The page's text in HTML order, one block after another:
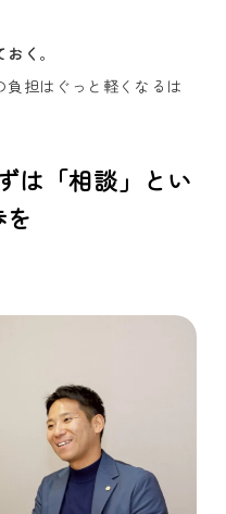
く 。
担はぐっと軽くなるは
は「相談」とい
を